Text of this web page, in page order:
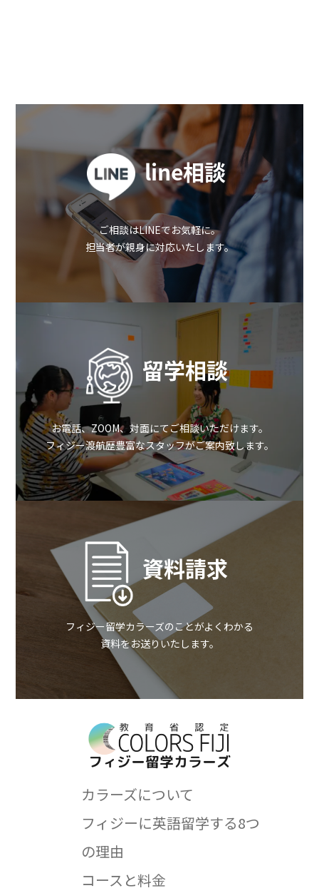
line相談
ご相談はLINEでお気軽に。
担当者が親身に対応いたします。
留学相談
お電話、ZOOM、対面にてご相談いただけます。
フィジー渡航歴豊富なスタッフがご案内致します。
資料請求
フィジー留学カラーズのことがよくわかる
資料をお送りいたします。
カラーズについて
フィジーに英語留学する8つ
の理由
コースと料金